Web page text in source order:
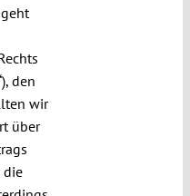
den
wir
über
die